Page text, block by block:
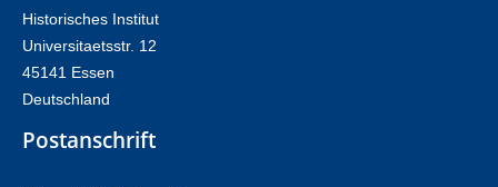
Historisches Institut
Universitaetsstr. 12​​
45141 Essen
Deutschland
Postanschrift